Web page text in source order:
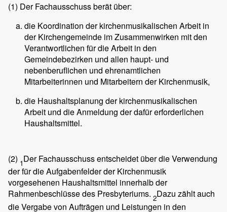
(1) Der Fachausschuss berät über:
die Koordination der kirchenmusikalischen Arbeit in
der Kirchengemeinde im Zusammenwirken mit den
Verantwortlichen für die Arbeit in den
Gemeindebezirken und allen haupt- und
nebenberuflichen und ehrenamtlichen
Mitarbeiterinnen und Mitarbeitern der Kirchenmusik,
die Haushaltsplanung der kirchenmusikalischen
Arbeit und die Anmeldung der dafür erforderlichen
Haushaltsmittel.
(2) 1Der Fachausschuss entscheidet über die Verwendung
der für die Aufgabenfelder der Kirchenmusik
vorgesehenen Haushaltsmittel innerhalb der
Rahmenbeschlüsse des Presbyteriums. 2Dazu zählt auch
die Vergabe von Aufträgen und Leistungen in den